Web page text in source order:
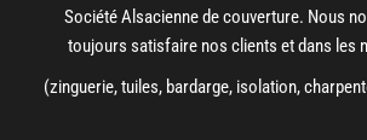
Société Alsacienne de couverture. Nous
toujours satisfaire nos clients et dans les
(zinguerie, tuiles, bardarge, isolation,